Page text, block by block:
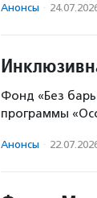
Анонсы ·
Фонд «Без
программы
Анонсы ·